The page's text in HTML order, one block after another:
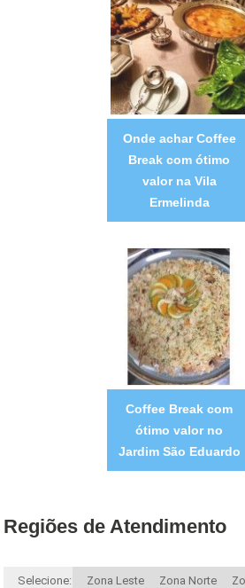
Onde achar Coffee
Break com ótimo
valor na Vila
Ermelinda
Coffee Break com
ótimo valor no
Jardim São Eduardo
Regiões de Atendimento
Selecione: Zona Leste Zona Norte